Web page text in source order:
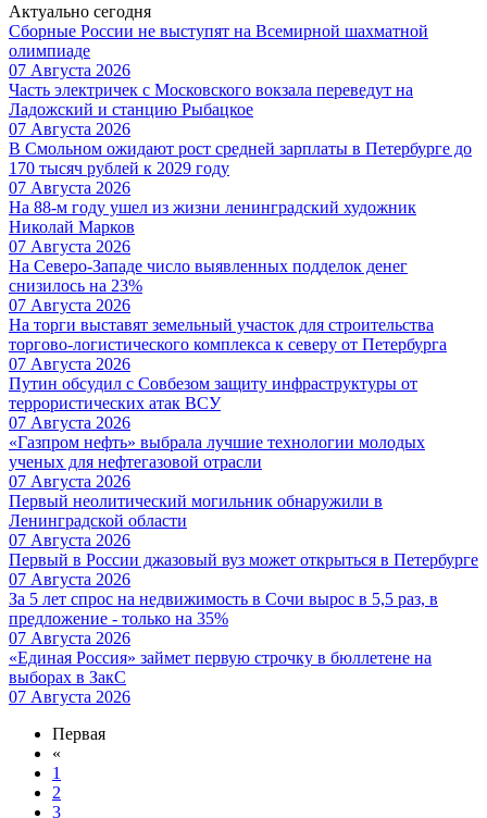
Актуально сегодня
Сборные России не выступят на Всемирной шахматной
олимпиаде
07 Августа 2026
Часть электричек с Московского вокзала переведут на
Ладожский и станцию Рыбацкое
07 Августа 2026
В Смольном ожидают рост средней зарплаты в Петербурге до
170 тысяч рублей к 2029 году
07 Августа 2026
На 88-м году ушел из жизни ленинградский художник
Николай Марков
07 Августа 2026
На Северо-Западе число выявленных подделок денег
снизилось на 23%
07 Августа 2026
На торги выставят земельный участок для строительства
торгово-логистического комплекса к северу от Петербурга
07 Августа 2026
Путин обсудил с Совбезом защиту инфраструктуры от
террористических атак ВСУ
07 Августа 2026
«Газпром нефть» выбрала лучшие технологии молодых
ученых для нефтегазовой отрасли
07 Августа 2026
Первый неолитический могильник обнаружили в
Ленинградской области
07 Августа 2026
Первый в России джазовый вуз может открыться в Петербурге
07 Августа 2026
За 5 лет спрос на недвижимость в Сочи вырос в 5,5 раз, в
предложение - только на 35%
07 Августа 2026
«Единая Россия» займет первую строчку в бюллетене на
выборах в ЗакС
07 Августа 2026
Первая
«
1
2
3